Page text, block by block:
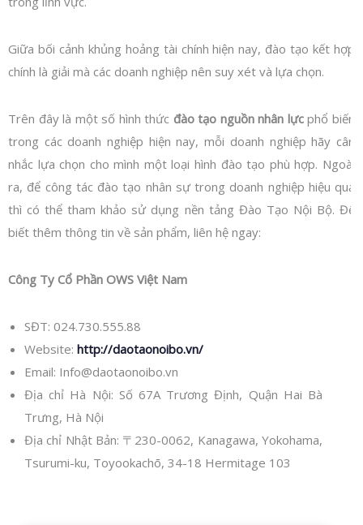
Giữa bối cảnh khủng hoảng tài chính hiện nay, đào tạo kết hợp
chính là giải mà các doanh nghiệp nên suy xét và lựa chọn.
Trên đây là một số hình thức đào tạo nguồn nhân lựcphổ biến
trong các doanh nghiệp hiện nay, mỗi doanh nghiệp hãy cân
nhắc lựa chọn cho mình một loại hình đào tạo phù hợp. Ngoài
ra, để công tác đào tạo nhân sự trong doanh nghiệp hiệu quả
thì có thể tham khảo sử dụng nền tảng Đào Tạo Nội Bộ. Để
biết thêm thông tin về sản phẩm, liên hệ ngay:
Công Ty Cổ Phần OWS Việt Nam
SĐT: 024.730.555.88
Website: http://daotaonoibo.vn/
Email: Info@daotaonoibo.vn
Địa chỉ Hà Nội: Số 67A Trương Định, Quận Hai Bà
Trưng, Hà Nội
Địa chỉ Nhật Bản: 〒230-0062, Kanagawa, Yokohama,
Tsurumi-ku, Toyookachō, 34-18 Hermitage 103